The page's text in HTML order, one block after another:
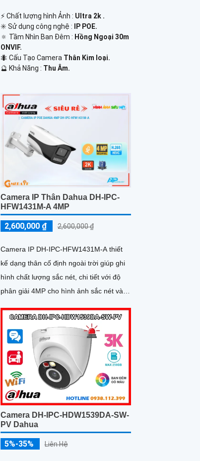
️⚡ Chất lượng hình Ảnh : Ultra 2k .
✳️ Sử dụng công nghệ :
IP POE.
🔅 Tầm Nhìn Ban Đêm : Hồng Ngoại 30m
ONVIF.
🐜 Cấu Tạo Camera Thân Kim loại.
️🔮 Khả Năng : Thu Âm.
Camera IP Thân Dahua DH-IPC-
HFW1431M-A 4MP
2,600,000 ₫ 2,600,000 ₫
Camera IP DH-IPC-HFW1431M-A thiết
kế dạng thân cố định ngoài trời giúp ghi
hình chất lượng sắc nét, chi tiết với độ
phân giải 4MP cho hình ảnh sắc nét và
đêm với tầm xa hồng ngoại lên đến 80m
cùng với đó là tính năng phát hiện con
người giúp bảo vệ an ninh hiệu quả
Camera DH-IPC-HDW1539DA-SW-
PV Dahua
5%-35% Liên Hệ